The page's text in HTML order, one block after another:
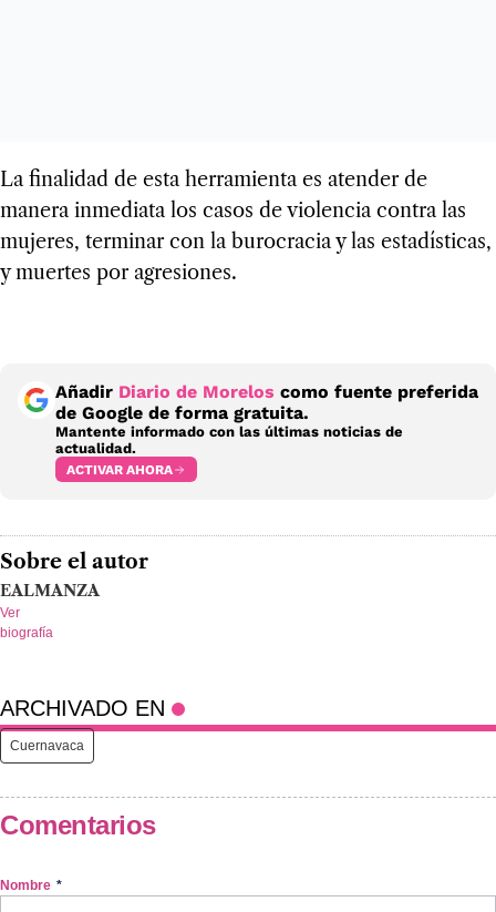
La finalidad de esta herramienta es atender de
manera inmediata los casos de violencia contra las
mujeres, terminar con la burocracia y las estadísticas,
y muertes por agresiones.
Añadir Diario de Morelos como fuente preferida
de Google de forma gratuita.
Mantente informado con las últimas noticias de
actualidad.
ACTIVAR AHORA
Sobre el autor
EALMANZA
Ver
biografía
ARCHIVADO EN
Cuernavaca
Comentarios
Nombre *